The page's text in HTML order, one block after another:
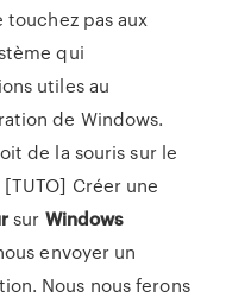
pas aux
qui
utiles au
de Windows.
de la souris sur le
Créer une
sur Windows
envoyer un
Nous nous ferons